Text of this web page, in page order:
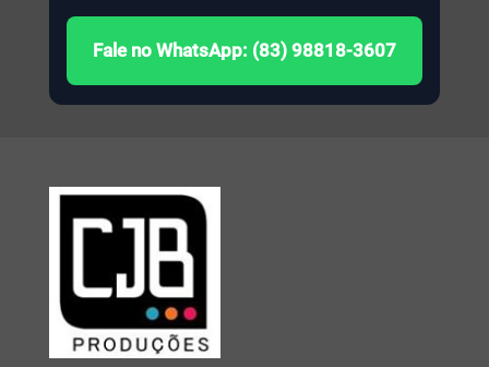
Fale no WhatsApp: (83) 98818-3607